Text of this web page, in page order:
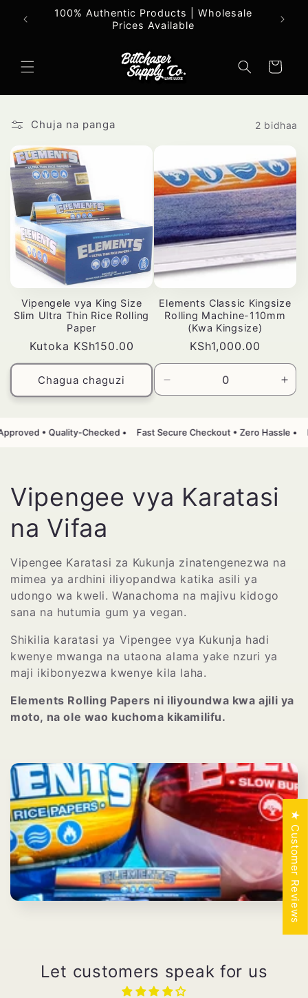
hadi
100% Authentic Products | Wholesale
Prices Available
Mkokoteni
Chuja na panga 2 bidhaa
Vipengele vya King Size
Slim Ultra Thin Rice Rolling
Paper
Bei
ya
kawaida
Kutoka KSh150.00
Chagua chaguzi
Elements Classic Kingsize
Rolling Machine-110mm
(Kwa Kingsize)
Bei
ya
kawaida
KSh1,000.00
wingi
Default
• Quality-Checked • Fast Secure Checkout • Zero Hassle •
M
k
u
s
a
n
y
i
o
:
Vipengee vya Karatasi
na Vifaa
Vipengee Karatasi za Kukunja zinatengenezwa na
mimea ya ardhini iliyopandwa katika asili ya
udongo wa kweli. Wanachoma na majivu kidogo
sana na hutumia gum ya vegan.
Shikilia karatasi ya Vipengee vya Kukunja hadi
kwenye mwanga na utaona alama yake nzuri ya
maji ikibonyezwa kwenye kila laha.
Elements Rolling Papers ni iliyoundwa kwa ajili ya
moto, na ole wao kuchoma kikamilifu.
Let customers speak for us
★ Customer Reviews